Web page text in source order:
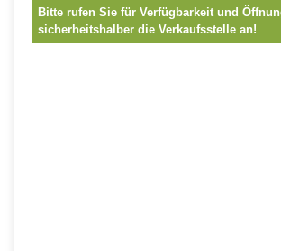
Bitte rufen Sie für Verfügbarkeit und
sicherheitshalber die Verkaufsstelle an!